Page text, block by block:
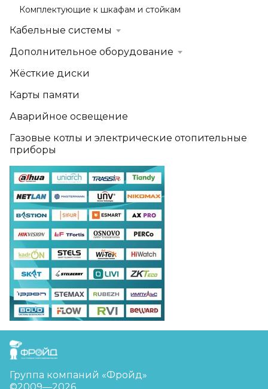
Комплектующие к шкафам и стойкам
Кабельные системы
Дополнительное оборудование
Жёсткие диски
Карты памяти
Аварийное освещение
Газовые котлы и электрические отопительные
приборы
FreudGroup
Группа компаний «Фройд»